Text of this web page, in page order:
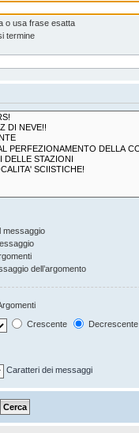
o usa frase esatta
termine
messaggio
dell’argomento
Crescente Decrescente
Caratteri dei messaggi